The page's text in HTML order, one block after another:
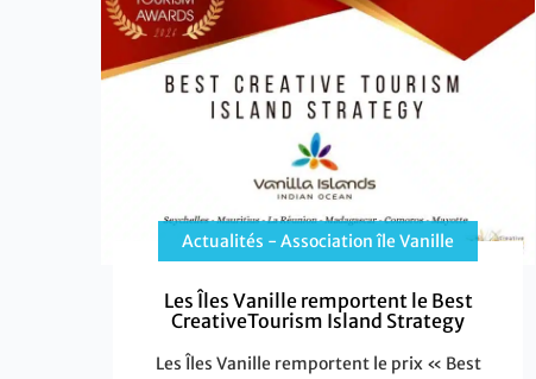
Actualités - Association île Vanille
Les Îles Vanille remportent le Best
CreativeTourism Island Strategy
Les Îles Vanille remportent le prix « Best